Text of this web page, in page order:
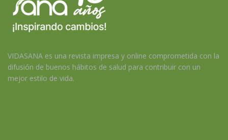
VIDASANA es una revista impresa y online comprometida con la
difusión de buenos hábitos de salud para contribuir con un
mejor estilo de vida.